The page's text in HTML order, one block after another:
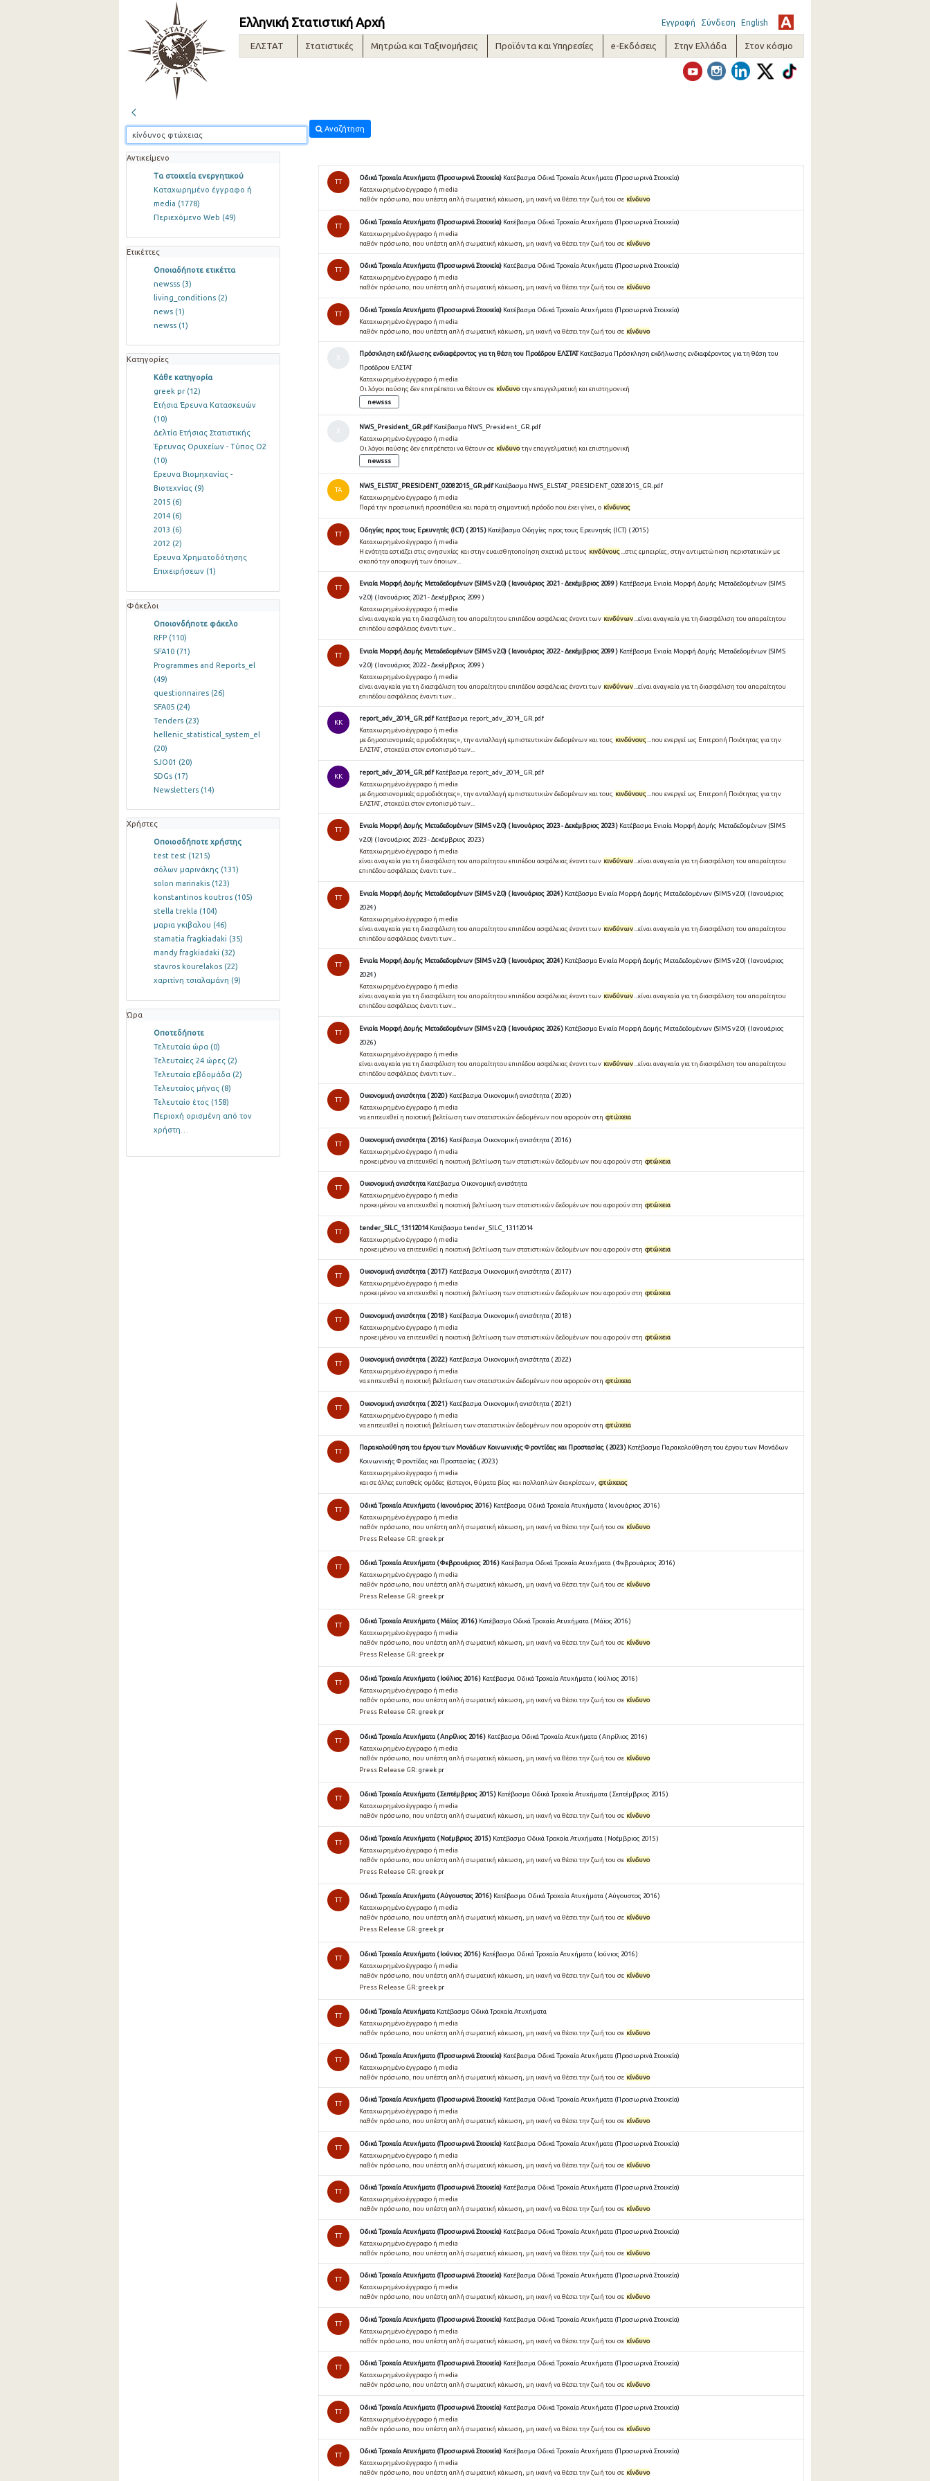
Ελληνική Στατιστική Αρχή Εγγραφή Σύνδεση English
ΕΛΣΤΑΤ Στατιστικές Μητρώα και Ταξινομήσεις Προϊόντα και Υπηρεσίες e-Εκδόσεις Στην Ελλάδα Στον κόσμο
Αναζήτηση
Αντικείμενο
Τα στοιχεία ενεργητικού
Καταχωρημένο έγγραφο ή
media (1778)
Περιεχόμενο Web (49)
Ετικέττες
Οποιαδήποτε ετικέττα
newsss (3)
living_conditions (2)
news (1)
newss (1)
Κατηγορίες
Κάθε κατηγορία
greek pr (12)
Ετήσια Έρευνα Κατασκευών
(10)
Δελτία Ετήσιας Στατιστικής
Έρευνας Ορυχείων - Τύπος Ο2
(10)
Ερευνα Βιομηχανίας -
Βιοτεχνίας (9)
2015 (6)
2014 (6)
2013 (6)
2012 (2)
Ερευνα Χρηματοδότησης
Επιχειρήσεων (1)
Φάκελοι
Οποιονδήποτε φάκελο
RFP (110)
SFA10 (71)
Programmes and Reports_el
(49)
questionnaires (26)
SFA05 (24)
Tenders (23)
hellenic_statistical_system_el
(20)
SJO01 (20)
SDGs (17)
Newsletters (14)
Χρήστες
Οποιοσδήποτε χρήστης
test test (1215)
σόλων μαρινάκης (131)
solon marinakis (123)
konstantinos koutros (105)
stella trekla (104)
μαρια γκιβαλου (46)
stamatia fragkiadaki (35)
mandy fragkiadaki (32)
stavros kourelakos (22)
χαριτίνη τσιαλαμάνη (9)
Ώρα
Οποτεδήποτε
Τελευταία ώρα (0)
Τελευταίες 24 ώρες (2)
Τελευταία εβδομάδα (2)
Τελευταίος μήνας (8)
Τελευταίο έτος (158)
Περιοχή ορισμένη από τον
χρήστη…
TT
Οδικά Τροχαία Ατυχήματα (Προσωρινά Στοιχεία) Κατέβασμα Οδικά Τροχαία Ατυχήματα (Προσωρινά Στοιχεία)
Καταχωρημένο έγγραφο ή media
παθόν πρόσωπο, που υπέστη απλή σωματική κάκωση, μη ικανή να θέσει την ζωή του σε κίνδυνο
TT
Οδικά Τροχαία Ατυχήματα (Προσωρινά Στοιχεία) Κατέβασμα Οδικά Τροχαία Ατυχήματα (Προσωρινά Στοιχεία)
Καταχωρημένο έγγραφο ή media
παθόν πρόσωπο, που υπέστη απλή σωματική κάκωση, μη ικανή να θέσει την ζωή του σε κίνδυνο
TT
Οδικά Τροχαία Ατυχήματα (Προσωρινά Στοιχεία) Κατέβασμα Οδικά Τροχαία Ατυχήματα (Προσωρινά Στοιχεία)
Καταχωρημένο έγγραφο ή media
παθόν πρόσωπο, που υπέστη απλή σωματική κάκωση, μη ικανή να θέσει την ζωή του σε κίνδυνο
TT
Οδικά Τροχαία Ατυχήματα (Προσωρινά Στοιχεία) Κατέβασμα Οδικά Τροχαία Ατυχήματα (Προσωρινά Στοιχεία)
Καταχωρημένο έγγραφο ή media
παθόν πρόσωπο, που υπέστη απλή σωματική κάκωση, μη ικανή να θέσει την ζωή του σε κίνδυνο
Πρόσκληση εκδήλωσης ενδιαφέροντος για τη θέση του Προέδρου ΕΛΣΤΑΤ Κατέβασμα Πρόσκληση εκδήλωσης ενδιαφέροντος για τη θέση του
Προέδρου ΕΛΣΤΑΤ
Καταχωρημένο έγγραφο ή media
Οι λόγοι παύσης δεν επιτρέπεται να θέτουν σε κίνδυνοτην επαγγελματική και επιστημονική
newsss
NWS_President_GR.pdf Κατέβασμα NWS_President_GR.pdf
Καταχωρημένο έγγραφο ή media
Οι λόγοι παύσης δεν επιτρέπεται να θέτουν σε κίνδυνοτην επαγγελματική και επιστημονική
newsss
TA
NWS_ELSTAT_PRESIDENT_02082015_GR.pdf Κατέβασμα NWS_ELSTAT_PRESIDENT_02082015_GR.pdf
Καταχωρημένο έγγραφο ή media
Παρά την προσωπική προσπάθεια και παρά τη σημαντική πρόοδο που έχει γίνει, ο κίνδυνος
TT
Οδηγίες προς τους Ερευνητές (ICT) ( 2015 ) Κατέβασμα Οδηγίες προς τους Ερευνητές (ICT) ( 2015 )
Καταχωρημένο έγγραφο ή media
Η ενότητα εστιάζει στις ανησυχίες και στην ευαισθητοποίηση σχετικά µε τους κινδύνους ...στις εµπειρίες, στην αντιµετώπιση περιστατικών µε
σκοπό την αποφυγή των όποιων...
TT
Ενιαία Μορφή Δομής Μεταδεδομένων (SIMS v2.0) ( Ιανουάριος 2021 - Δεκέμβριος 2099 ) Κατέβασμα Ενιαία Μορφή Δομής Μεταδεδομένων (SIMS
v2.0) ( Ιανουάριος 2021 - Δεκέμβριος 2099 )
Καταχωρημένο έγγραφο ή media
είναι αναγκαία για τη διασφάλιση του απαραίτητου επιπέδου ασφάλειας έναντι των κινδύνων...είναι αναγκαία για τη διασφάλιση του απαραίτητου
επιπέδου ασφάλειας έναντι των...
TT
Ενιαία Μορφή Δομής Μεταδεδομένων (SIMS v2.0) ( Ιανουάριος 2022 - Δεκέμβριος 2099 ) Κατέβασμα Ενιαία Μορφή Δομής Μεταδεδομένων (SIMS
v2.0) ( Ιανουάριος 2022 - Δεκέμβριος 2099 )
Καταχωρημένο έγγραφο ή media
είναι αναγκαία για τη διασφάλιση του απαραίτητου επιπέδου ασφάλειας έναντι των κινδύνων ...είναι αναγκαία για τη διασφάλιση του απαραίτητου
επιπέδου ασφάλειας έναντι των...
KK
report_adv_2014_GR.pdf Κατέβασμα report_adv_2014_GR.pdf
Καταχωρημένο έγγραφο ή media
µε δηµοσιονοµικές αρµοδιότητες», την ανταλλαγή εµπιστευτικών δεδοµένων και τους κινδύνους...που ενεργεί ως Επιτροπή Ποιότητας για την
ΕΛΣΤΑΤ, στοχεύει στον εντοπισµό των...
KK
report_adv_2014_GR.pdf Κατέβασμα report_adv_2014_GR.pdf
Καταχωρημένο έγγραφο ή media
µε δηµοσιονοµικές αρµοδιότητες», την ανταλλαγή εµπιστευτικών δεδοµένων και τους κινδύνους ...που ενεργεί ως Επιτροπή Ποιότητας για την
ΕΛΣΤΑΤ, στοχεύει στον εντοπισµό των...
TT
Ενιαία Μορφή Δομής Μεταδεδομένων (SIMS v2.0) ( Ιανουάριος 2023 - Δεκέμβριος 2023 ) Κατέβασμα Ενιαία Μορφή Δομής Μεταδεδομένων (SIMS
v2.0) ( Ιανουάριος 2023 - Δεκέμβριος 2023 )
Καταχωρημένο έγγραφο ή media
είναι αναγκαία για τη διασφάλιση του απαραίτητου επιπέδου ασφάλειας έναντι των κινδύνων...είναι αναγκαία για τη διασφάλιση του απαραίτητου
επιπέδου ασφάλειας έναντι των...
TT
Ενιαία Μορφή Δομής Μεταδεδομένων (SIMS v2.0) ( Ιανουάριος 2024 ) Κατέβασμα Ενιαία Μορφή Δομής Μεταδεδομένων (SIMS v2.0) ( Ιανουάριος
2024 )
Καταχωρημένο έγγραφο ή media
είναι αναγκαία για τη διασφάλιση του απαραίτητου επιπέδου ασφάλειας έναντι των κινδύνων ...είναι αναγκαία για τη διασφάλιση του απαραίτητου
επιπέδου ασφάλειας έναντι των...
TT
Ενιαία Μορφή Δομής Μεταδεδομένων (SIMS v2.0) ( Ιανουάριος 2024 ) Κατέβασμα Ενιαία Μορφή Δομής Μεταδεδομένων (SIMS v2.0) ( Ιανουάριος
2024 )
Καταχωρημένο έγγραφο ή media
είναι αναγκαία για τη διασφάλιση του απαραίτητου επιπέδου ασφάλειας έναντι των κινδύνων...είναι αναγκαία για τη διασφάλιση του απαραίτητου
επιπέδου ασφάλειας έναντι των...
TT
Ενιαία Μορφή Δομής Μεταδεδομένων (SIMS v2.0) ( Ιανουάριος 2026 ) Κατέβασμα Ενιαία Μορφή Δομής Μεταδεδομένων (SIMS v2.0) ( Ιανουάριος
2026 )
Καταχωρημένο έγγραφο ή media
είναι αναγκαία για τη διασφάλιση του απαραίτητου επιπέδου ασφάλειας έναντι των κινδύνων ...είναι αναγκαία για τη διασφάλιση του απαραίτητου
επιπέδου ασφάλειας έναντι των...
TT
Οικονομική ανισότητα ( 2020 ) Κατέβασμα Οικονομική ανισότητα ( 2020 )
Καταχωρημένο έγγραφο ή media
να επιτευχθεί η ποιοτική βελτίωση των στατιστικών δεδομένων που αφορούν στη φτώχεια
TT
Οικονομική ανισότητα ( 2016 ) Κατέβασμα Οικονομική ανισότητα ( 2016 )
Καταχωρημένο έγγραφο ή media
προκειµένου να επιτευχθεί η ποιοτική βελτίωση των στατιστικών δεδοµένων που αφορούν στη φτώχεια
TT
Οικονομική ανισότητα Κατέβασμα Οικονομική ανισότητα
Καταχωρημένο έγγραφο ή media
προκειµένου να επιτευχθεί η ποιοτική βελτίωση των στατιστικών δεδοµένων που αφορούν στη φτώχεια
TT
tender_SILC_13112014 Κατέβασμα tender_SILC_13112014
Καταχωρημένο έγγραφο ή media
προκειµένου να επιτευχθεί η ποιοτική βελτίωση των στατιστικών δεδοµένων που αφορούν στη φτώχεια
TT
Οικονομική ανισότητα ( 2017 ) Κατέβασμα Οικονομική ανισότητα ( 2017 )
Καταχωρημένο έγγραφο ή media
προκειμένου να επιτευχθεί η ποιοτική βελτίωση των στατιστικών δεδομένων που αφορούν στη φτώχεια
TT
Οικονομική ανισότητα ( 2018 ) Κατέβασμα Οικονομική ανισότητα ( 2018 )
Καταχωρημένο έγγραφο ή media
προκειμένου να επιτευχθεί η ποιοτική βελτίωση των στατιστικών δεδομένων που αφορούν στη φτώχεια
TT
Οικονομική ανισότητα ( 2022 ) Κατέβασμα Οικονομική ανισότητα ( 2022 )
Καταχωρημένο έγγραφο ή media
να επιτευχθεί η ποιοτική βελτίωση των στατιστικών δεδομένων που αφορούν στη φτώχεια
TT
Οικονομική ανισότητα ( 2021 ) Κατέβασμα Οικονομική ανισότητα ( 2021 )
Καταχωρημένο έγγραφο ή media
να επιτευχθεί η ποιοτική βελτίωση των στατιστικών δεδομένων που αφορούν στη φτώχεια
TT
Παρακολούθηση του έργου των Μονάδων Κοινωνικής Φροντίδας και Προστασίας ( 2023 ) Κατέβασμα Παρακολούθηση του έργου των Μονάδων
Κοινωνικής Φροντίδας και Προστασίας ( 2023 )
Καταχωρημένο έγγραφο ή media
και σε άλλες ευπαθείς ομάδες (άστεγοι, θύματα βίας και πολλαπλών διακρίσεων, φτώχειας
TT
Οδικά Τροχαία Ατυχήματα ( Ιανουάριος 2016 ) Κατέβασμα Οδικά Τροχαία Ατυχήματα ( Ιανουάριος 2016 )
Καταχωρημένο έγγραφο ή media
παθόν πρόσωπο, που υπέστη απλή σωµατική κάκωση, µη ικανή να θέσει την ζωή του σε κίνδυνο
Press Release GR:greek pr
TT
Οδικά Τροχαία Ατυχήματα ( Φεβρουάριος 2016 ) Κατέβασμα Οδικά Τροχαία Ατυχήματα ( Φεβρουάριος 2016 )
Καταχωρημένο έγγραφο ή media
παθόν πρόσωπο, που υπέστη απλή σωµατική κάκωση, µη ικανή να θέσει την ζωή του σε κίνδυνο
Press Release GR:greek pr
TT
Οδικά Τροχαία Ατυχήματα ( Μάϊος 2016 ) Κατέβασμα Οδικά Τροχαία Ατυχήματα ( Μάϊος 2016 )
Καταχωρημένο έγγραφο ή media
παθόν πρόσωπο, που υπέστη απλή σωµατική κάκωση, µη ικανή να θέσει την ζωή του σε κίνδυνο
Press Release GR:greek pr
TT
Οδικά Τροχαία Ατυχήματα ( Ιούλιος 2016 ) Κατέβασμα Οδικά Τροχαία Ατυχήματα ( Ιούλιος 2016 )
Καταχωρημένο έγγραφο ή media
παθόν πρόσωπο, που υπέστη απλή σωµατική κάκωση, µη ικανή να θέσει την ζωή του σε κίνδυνο
Press Release GR:greek pr
TT
Οδικά Τροχαία Ατυχήματα ( Απρίλιος 2016 ) Κατέβασμα Οδικά Τροχαία Ατυχήματα ( Απρίλιος 2016 )
Καταχωρημένο έγγραφο ή media
παθόν πρόσωπο, που υπέστη απλή σωµατική κάκωση, µη ικανή να θέσει την ζωή του σε κίνδυνο
Press Release GR:greek pr
TT
Οδικά Τροχαία Ατυχήματα ( Σεπτέμβριος 2015 ) Κατέβασμα Οδικά Τροχαία Ατυχήματα ( Σεπτέμβριος 2015 )
Καταχωρημένο έγγραφο ή media
παθόν πρόσωπο, που υπέστη απλή σωµατική κάκωση, µη ικανή να θέσει την ζωή του σε κίνδυνο
TT
Οδικά Τροχαία Ατυχήματα ( Νοέμβριος 2015 ) Κατέβασμα Οδικά Τροχαία Ατυχήματα ( Νοέμβριος 2015 )
Καταχωρημένο έγγραφο ή media
παθόν πρόσωπο, που υπέστη απλή σωµατική κάκωση, µη ικανή να θέσει την ζωή του σε κίνδυνο
Press Release GR:greek pr
TT
Οδικά Τροχαία Ατυχήματα ( Αύγουστος 2016 ) Κατέβασμα Οδικά Τροχαία Ατυχήματα ( Αύγουστος 2016 )
Καταχωρημένο έγγραφο ή media
παθόν πρόσωπο, που υπέστη απλή σωµατική κάκωση, µη ικανή να θέσει την ζωή του σε κίνδυνο
Press Release GR:greek pr
TT
Οδικά Τροχαία Ατυχήματα ( Ιούνιος 2016 ) Κατέβασμα Οδικά Τροχαία Ατυχήματα ( Ιούνιος 2016 )
Καταχωρημένο έγγραφο ή media
παθόν πρόσωπο, που υπέστη απλή σωµατική κάκωση, µη ικανή να θέσει την ζωή του σε κίνδυνο
Press Release GR:greek pr
TT
Οδικά Τροχαία Ατυχήματα Κατέβασμα Οδικά Τροχαία Ατυχήματα
Καταχωρημένο έγγραφο ή media
παθόν πρόσωπο, που υπέστη απλή σωµατική κάκωση, µη ικανή να θέσει την ζωή του σε κίνδυνο
TT
Οδικά Τροχαία Ατυχήματα (Προσωρινά Στοιχεία) Κατέβασμα Οδικά Τροχαία Ατυχήματα (Προσωρινά Στοιχεία)
Καταχωρημένο έγγραφο ή media
παθόν πρόσωπο, που υπέστη απλή σωματική κάκωση, μη ικανή να θέσει την ζωή του σε κίνδυνο
TT
Οδικά Τροχαία Ατυχήματα (Προσωρινά Στοιχεία) Κατέβασμα Οδικά Τροχαία Ατυχήματα (Προσωρινά Στοιχεία)
Καταχωρημένο έγγραφο ή media
παθόν πρόσωπο, που υπέστη απλή σωματική κάκωση, μη ικανή να θέσει την ζωή του σε κίνδυνο
TT
Οδικά Τροχαία Ατυχήματα (Προσωρινά Στοιχεία) Κατέβασμα Οδικά Τροχαία Ατυχήματα (Προσωρινά Στοιχεία)
Καταχωρημένο έγγραφο ή media
παθόν πρόσωπο, που υπέστη απλή σωµατική κάκωση, µη ικανή να θέσει την ζωή του σε κίνδυνο
TT
Οδικά Τροχαία Ατυχήματα (Προσωρινά Στοιχεία) Κατέβασμα Οδικά Τροχαία Ατυχήματα (Προσωρινά Στοιχεία)
Καταχωρημένο έγγραφο ή media
παθόν πρόσωπο, που υπέστη απλή σωµατική κάκωση, µη ικανή να θέσει την ζωή του σε κίνδυνο
TT
Οδικά Τροχαία Ατυχήματα (Προσωρινά Στοιχεία) Κατέβασμα Οδικά Τροχαία Ατυχήματα (Προσωρινά Στοιχεία)
Καταχωρημένο έγγραφο ή media
παθόν πρόσωπο, που υπέστη απλή σωµατική κάκωση, µη ικανή να θέσει την ζωή του σε κίνδυνο
TT
Οδικά Τροχαία Ατυχήματα (Προσωρινά Στοιχεία) Κατέβασμα Οδικά Τροχαία Ατυχήματα (Προσωρινά Στοιχεία)
Καταχωρημένο έγγραφο ή media
παθόν πρόσωπο, που υπέστη απλή σωµατική κάκωση, µη ικανή να θέσει την ζωή του σε κίνδυνο
TT
Οδικά Τροχαία Ατυχήματα (Προσωρινά Στοιχεία) Κατέβασμα Οδικά Τροχαία Ατυχήματα (Προσωρινά Στοιχεία)
Καταχωρημένο έγγραφο ή media
παθόν πρόσωπο, που υπέστη απλή σωµατική κάκωση, µη ικανή να θέσει την ζωή του σε κίνδυνο
TT
Οδικά Τροχαία Ατυχήματα (Προσωρινά Στοιχεία) Κατέβασμα Οδικά Τροχαία Ατυχήματα (Προσωρινά Στοιχεία)
Καταχωρημένο έγγραφο ή media
παθόν πρόσωπο, που υπέστη απλή σωματική κάκωση, μη ικανή να θέσει την ζωή του σε κίνδυνο
TT
Οδικά Τροχαία Ατυχήματα (Προσωρινά Στοιχεία) Κατέβασμα Οδικά Τροχαία Ατυχήματα (Προσωρινά Στοιχεία)
Καταχωρημένο έγγραφο ή media
παθόν πρόσωπο, που υπέστη απλή σωµατική κάκωση, µη ικανή να θέσει την ζωή του σε κίνδυνο
TT
Οδικά Τροχαία Ατυχήματα (Προσωρινά Στοιχεία) Κατέβασμα Οδικά Τροχαία Ατυχήματα (Προσωρινά Στοιχεία)
Καταχωρημένο έγγραφο ή media
παθόν πρόσωπο, που υπέστη απλή σωµατική κάκωση, µη ικανή να θέσει την ζωή του σε κίνδυνο